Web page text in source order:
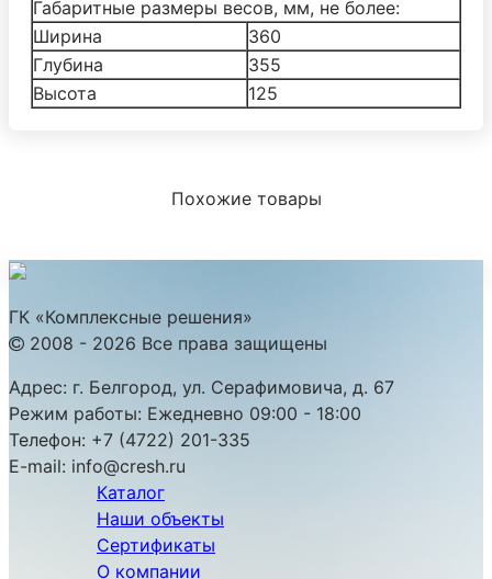
Габаритные размеры весов, мм, не более:
Ширина
360
Глубина
355
Высота
125
Похожие товары
ГК «Комплексные решения»
2008 - 2026 Все права защищены
Адрес: г. Белгород, ул. Серафимовича, д. 67
Режим работы: Ежедневно 09:00 - 18:00
Телефон: +7 (4722) 201-335
E-mail: info@cresh.ru
Каталог
Наши объекты
Сертификаты
О компании